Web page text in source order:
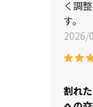
く調
す。
2026/
割れ